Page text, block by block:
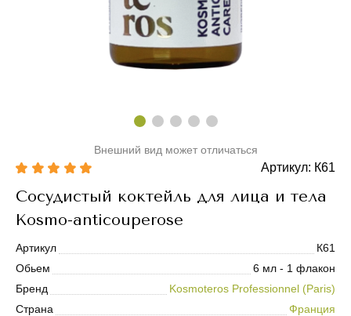
Внешний вид может отличаться
Артикул: К61
Сосудистый коктейль для лица и тела
Kosmo-anticouperose
Артикул
К61
Обьем
6 мл - 1 флакон
Бренд
Kosmoteros Professionnel (Paris)
Страна
Франция